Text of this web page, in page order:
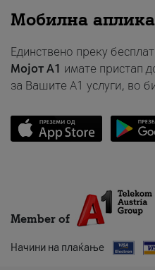
Мобилна
Единствено преку
Мојот A1 имате пристап
за Вашите A1 услуги, во
Member of
Начини на плаќање